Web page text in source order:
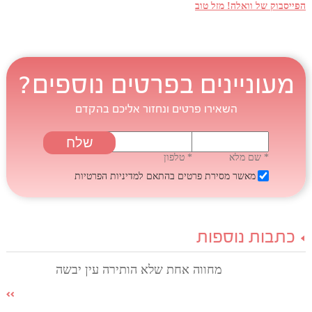
הפייסבוק של וואלה! מזל טוב
מעוניינים בפרטים נוספים?
השאירו פרטים ונחזור אליכם בהקדם
* שם מלא
* טלפון
מאשר מסירת פרטים בהתאם למדיניות הפרטיות
כתבות נוספות
מחווה אחת שלא הותירה עין יבשה